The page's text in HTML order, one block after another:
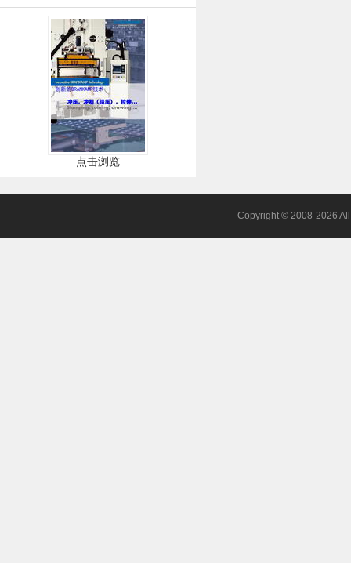
点击浏览
Copyright © 2008-2026